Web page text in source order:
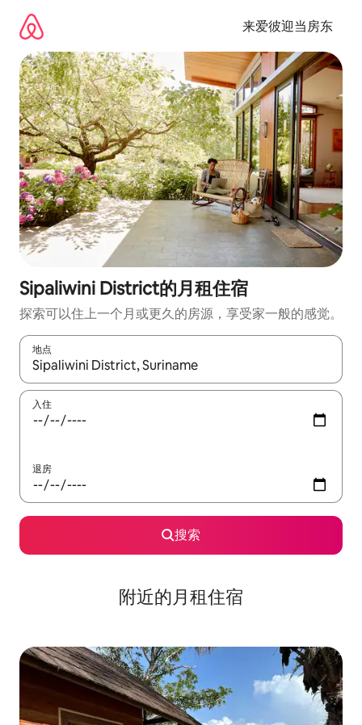
来爱彼迎当房东
Sipaliwini District的月租住宿
探索可以住上一个月或更久的房源，享受家一般的感觉。
地点
如有搜索结果，请使用上下方向键查看，或通过点击或滑动手势
入住
退房
搜索
附近的月租住宿